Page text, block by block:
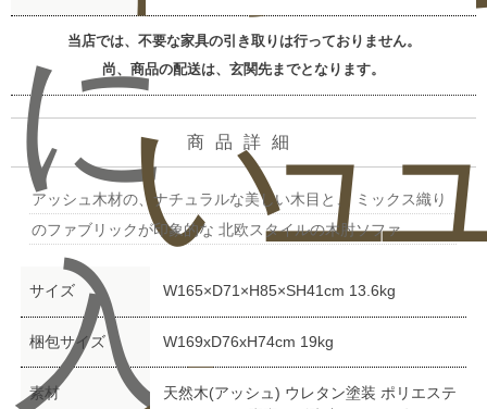
に
入
いュ
当店では、不要な家具の引き取りは行っておりません。
尚、商品の配送は、玄関先までとなります。
商品詳細
アッシュ木材の、ナチュラルな美しい木目と、 ミックス織り
のファブリックが印象的な 北欧スタイルの木肘ソファ
サイズ W165×D71×H85×SH41cm 13.6kg
梱包サイズ W169xD76xH74cm 19kg
素材
天然木(アッシュ) ウレタン塗装 ポリエステ